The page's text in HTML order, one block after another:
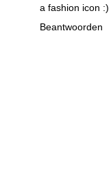
a fashion icon :)
Beantwoorden